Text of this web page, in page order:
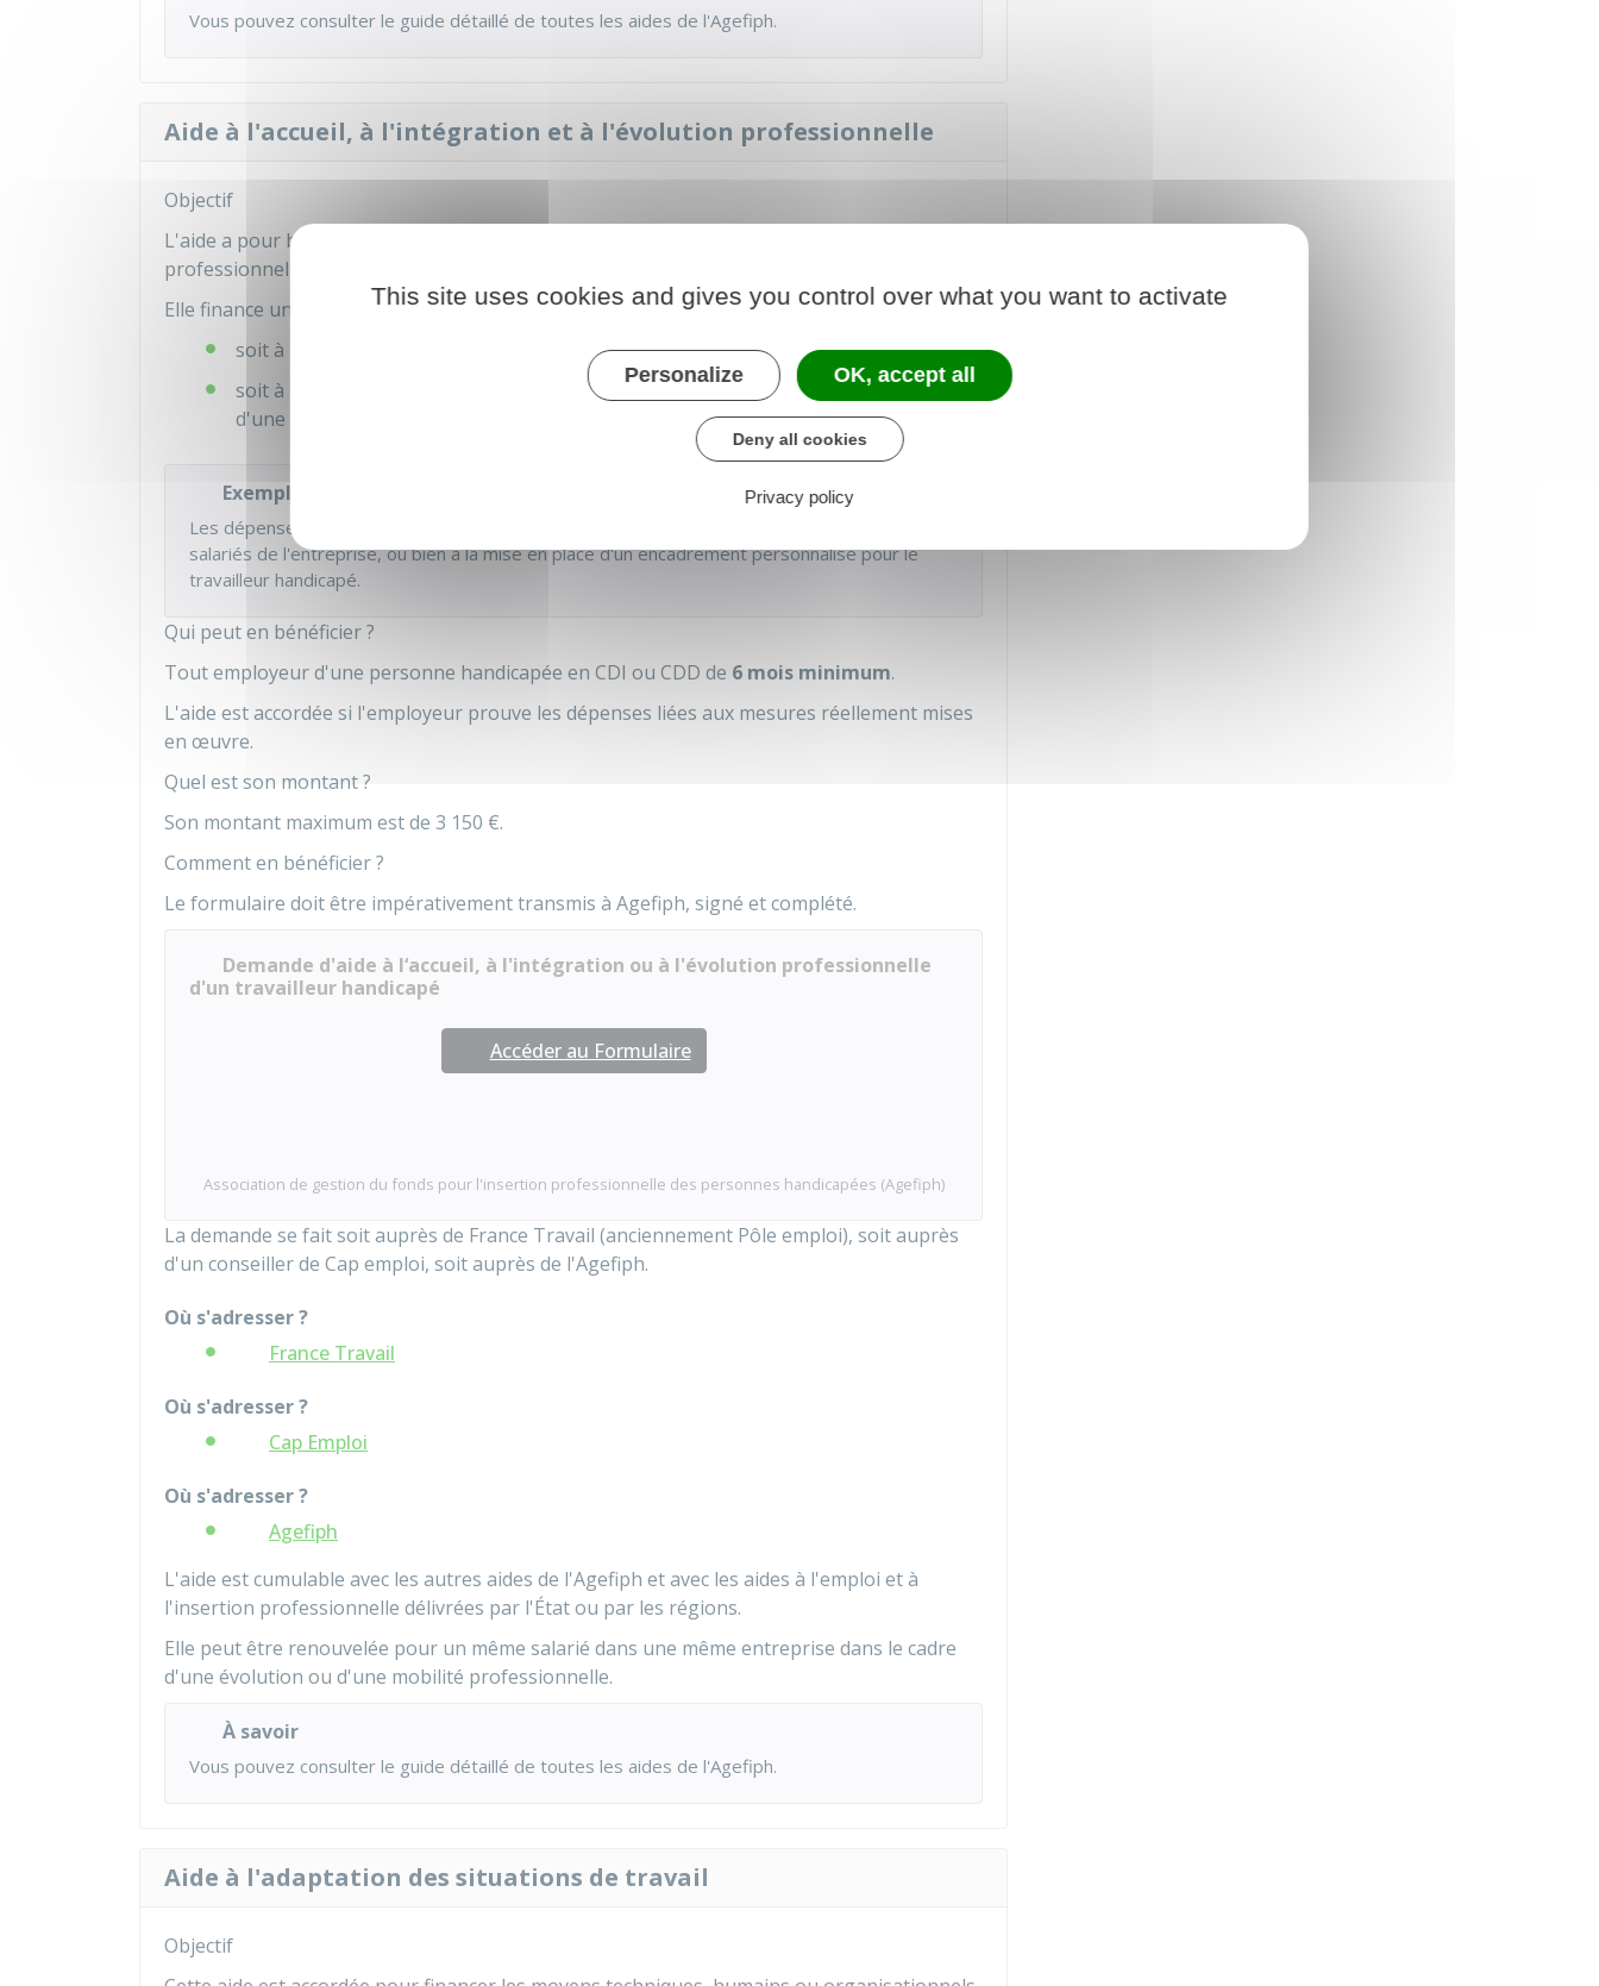
Vous pouvez consulter le guide détaillé de toutes les aides de l'Agefiph.
Aide à l'accueil, à l'intégration et à l'évolution professionnelle
Objectif
L'aide a pour but de faciliter l'embauche d'un travailleur handicapé ou son évolution
professionnelle.
Elle finance une partie des dépenses liées :
soit à l'accueil et l'intégration de la personne handicapée nouvellement recrutée
soit à l'accompagnement sur un nouveau poste. Il s'agit alors d'une évolution ou
d'une mobilité professionnelle du salarié handicapé.
Exemple
Les dépenses peuvent être liées à une formation de sensibilisation au handicap destinée aux
salariés de l'entreprise, ou bien à la mise en place d'un encadrement personnalisé pour le
travailleur handicapé.
Qui peut en bénéficier ?
Tout employeur d'une personne handicapée en CDI ou CDD de 6 mois minimum.
L'aide est accordée si l'employeur prouve les dépenses liées aux mesures réellement mises
en œuvre.
Quel est son montant ?
Son montant maximum est de 3 150 €.
Comment en bénéficier ?
Le formulaire doit être impérativement transmis à Agefiph, signé et complété.
Demande d'aide à l‘accueil, à l'intégration ou à l'évolution professionnelle
d'un travailleur handicapé
Accéder au Formulaire
Association de gestion du fonds pour l'insertion professionnelle des personnes handicapées (Agefiph)
La demande se fait soit auprès de France Travail (anciennement Pôle emploi), soit auprès
d'un conseiller de Cap emploi, soit auprès de l'Agefiph.
Où s'adresser ?
France Travail
Où s'adresser ?
Cap Emploi
Où s'adresser ?
Agefiph
L'aide est cumulable avec les autres aides de l'Agefiph et avec les aides à l'emploi et à
l'insertion professionnelle délivrées par l'État ou par les régions.
Elle peut être renouvelée pour un même salarié dans une même entreprise dans le cadre
d'une évolution ou d'une mobilité professionnelle.
À savoir
Vous pouvez consulter le guide détaillé de toutes les aides de l'Agefiph.
Aide à l'adaptation des situations de travail
Objectif
This site uses cookies and gives you control over what you want to activate
Personalize OK, accept all
Deny all cookies
Privacy policy